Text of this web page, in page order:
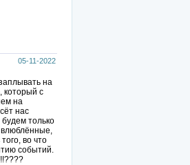
05-11-2022
на
который с
на
нас
только
во что
событий.